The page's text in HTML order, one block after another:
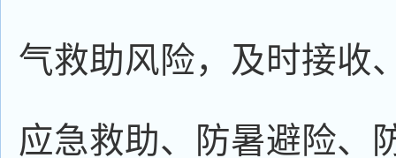
气救助风险，及时接收
应急救助、防暑避险、